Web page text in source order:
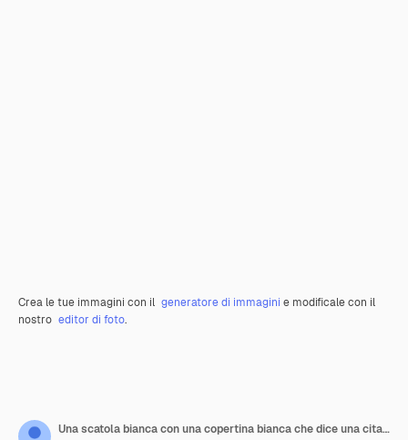
Crea le tue immagini con il generatore di immagini e modificale con il
nostro editor di foto.
Una scatola bianca con una copertina bianca che dice una citazione su di essa